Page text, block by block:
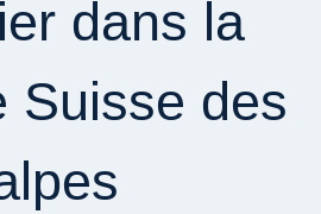
dans la
Suisse des